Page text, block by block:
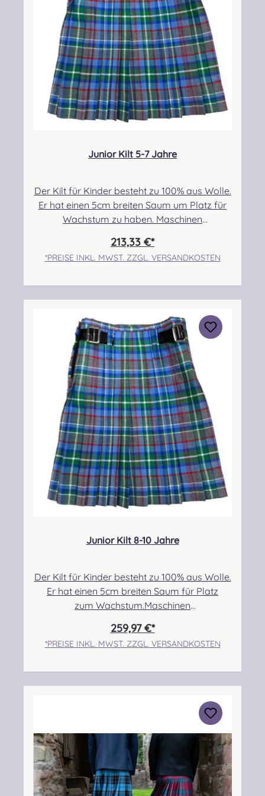
Kontakt:
kontakt@easypipinganddrumming.com
Sicherheitshinweise: Verschluckbare Kleinteile
32425 Minden Kontakt:
kontakt@easypipinganddrumming.com
Junior Kilt 5-7 Jahre
Der Kilt für Kinder besteht zu 100% aus Wolle.
Er hat einen 5cm breiten Saum um Platz für
Wachstum zu haben. Maschinen
55,88cm-60,96cmHüfte: 63,50cm-
68,58cmLänge max.: 43,18cm+5,08cm
Works North Street Forfar Scotland DD8
3BN Kontakt:
info@strathmorewoollen.co.uk Verantwortlic
he Person: Nieswiec & Zeh Easy Piping &
Drumming Gbr, Gabelsbergerstraße 27,
32425 Minden Kontakt:
kontakt@easypipinganddrumming.com
213,33 €*
*PREISE INKL. MWST. ZZGL. VERSANDKOSTEN
Junior Kilt 8-10 Jahre
Der Kilt für Kinder besteht zu 100% aus Wolle.
Er hat einen 5cm breiten Saum für Platz
zum Wachstum.Maschinen
63,50cm-71,12cmHüfte: 73,66cm-
78,74cmLänge max.: 50,80cm+5,08cm Saum
info@strathmorewoollen.co.uk Verantwortlic
he Person: Nieswiec & Zeh Easy Piping &
Drumming Gbr, Gabelsbergerstraße 27,
32425 Minden Kontakt:
kontakt@easypipinganddrumming.com
Pflegehinweis: Nur trocken reinigen!
259,97 €*
*PREISE INKL. MWST. ZZGL. VERSANDKOSTEN